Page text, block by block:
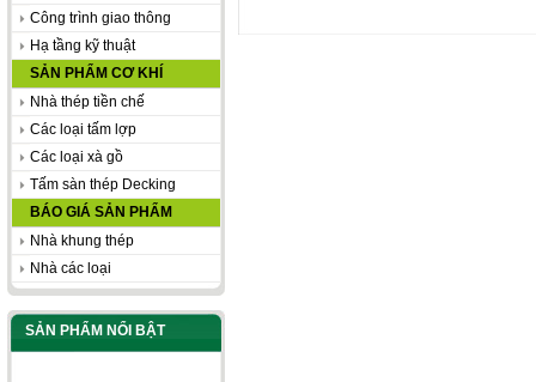
Công trình giao thông
Hạ tầng kỹ thuật
SẢN PHẨM CƠ KHÍ
Nhà thép tiền chế
Các loại tấm lợp
Các loại xà gồ
Tấm sàn thép Decking
BÁO GIÁ SẢN PHẨM
Nhà khung thép
Nhà các loại
SẢN PHẨM NỔI BẬT